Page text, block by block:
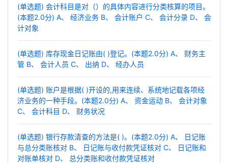
(单选题) 会计科目是对（）的具体内容进行分类核算的项目。
(本题2.0分) A、 经济业务 B、 会计账户 C、 会计分录 D、 会
计对象
(单选题) 库存现金日记账由( )登记。(本题2.0分) A、 财务主
管 B、 会计人员 C、 出纳 D、 经办人员
(单选题) 账户是根据( )开设的,用来连续、系统地记载各项经
济业务的一种手段。(本题2.0分) A、 资金运动 B、 会计对象
C、 会计科目 D、 财务状况
(单选题) 银行存款清查的方法是( )。(本题2.0分) A、 日记账
与总分类账核对 B、 日记账与收付款凭证核对 C、 日记账和
对账单核对 D、 总分类账和收付款凭证核对